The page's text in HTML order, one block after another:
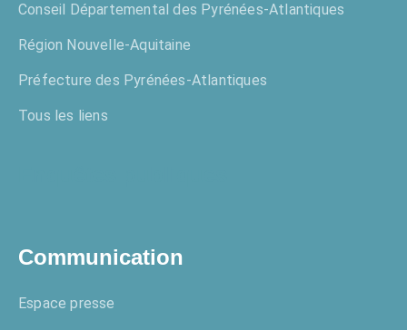
Conseil Départemental des Pyrénées-Atlantiques
Région Nouvelle-Aquitaine
Préfecture des Pyrénées-Atlantiques
Tous les liens
Communication
Espace presse